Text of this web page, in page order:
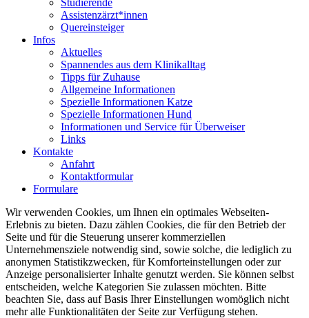
Studierende
Assistenzärzt*innen
Quereinsteiger
Infos
Aktuelles
Spannendes aus dem Klinikalltag
Tipps für Zuhause
Allgemeine Informationen
Spezielle Informationen Katze
Spezielle Informationen Hund
Informationen und Service für Überweiser
Links
Kontakte
Anfahrt
Kontaktformular
Formulare
Wir verwenden Cookies, um Ihnen ein optimales Webseiten-
Erlebnis zu bieten. Dazu zählen Cookies, die für den Betrieb der
Seite und für die Steuerung unserer kommerziellen
Unternehmensziele notwendig sind, sowie solche, die lediglich zu
anonymen Statistikzwecken, für Komforteinstellungen oder zur
Anzeige personalisierter Inhalte genutzt werden. Sie können selbst
entscheiden, welche Kategorien Sie zulassen möchten. Bitte
beachten Sie, dass auf Basis Ihrer Einstellungen womöglich nicht
mehr alle Funktionalitäten der Seite zur Verfügung stehen.